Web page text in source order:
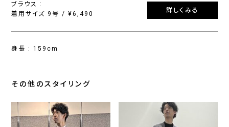
ブラウス :
着用サイズ 9号 / ¥6,490
詳しくみる
身長 : 159cm
その他のスタイリング